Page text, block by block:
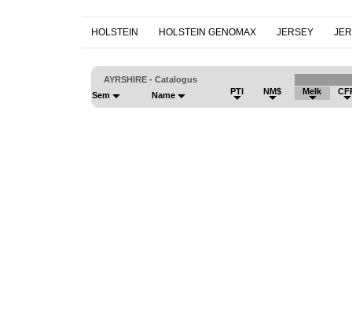
HOLSTEIN HOLSTEIN GENOMAX JERSEY
AYRSHIRE - Catalogus
Sem
Name PTI NM$ Melk